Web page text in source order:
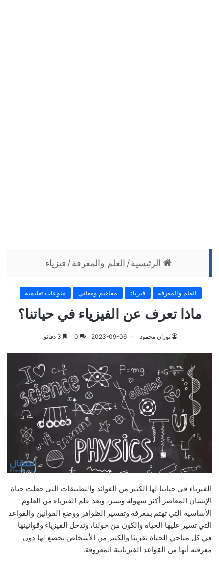
الرئيسية / العلم والمعرفة / فيزياء
العلم والمعرفة فيزياء مفاهيم ومعاني منوعات تعليمية
ماذا تعرف عن الفيزياء في حياتنا؟
نوران محمود 2023-09-06
0
الفيزياء في حياتنا لها الكثير من الفوائد والتطبيقات التي جعلت حياة
الإنسان المعاصر أكثر سهولة ويسر، ويعد علم الفيزياء من العلوم
الأساسية التي تهتم بمعرفة وتفسير الظواهر ووضع القوانين والقواعد
التي تسير عليها الحياة والكون من حولنا، وتدخل الفيزياء وقوانينها
في كل مناحي الحياة تقريبًا والكثير من الأشخاص يخضع لها دون
معرفته أنها من القواعد الفيزيائية المعروفة.